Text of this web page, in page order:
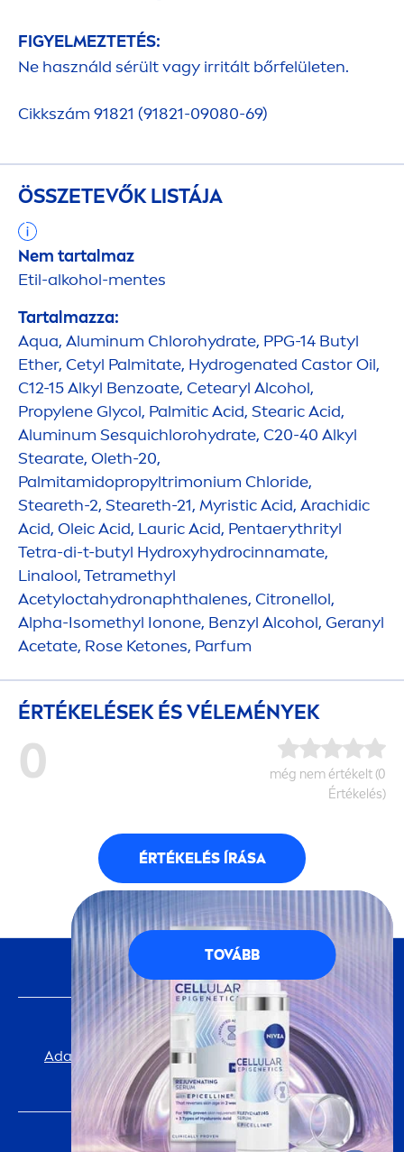
FIGYELMEZTETÉS:
Ne használd sérült vagy irritált bőrfelületen.
Cikkszám 91821 (91821-09080-69)
ÖSSZETEVŐK LISTÁJA
Nem tartalmaz
Etil-alkohol-mentes
Tartalmazza:
Aqua, Aluminum Chlorohydrate, PPG-14 Butyl
Ether, Cetyl Palmitate, Hydrogenated Castor Oil,
C12-15 Alkyl Benzoate, Cetearyl Alcohol,
Propylene Glycol, Palmitic Acid, Stearic Acid,
Aluminum Sesquichlorohydrate, C20-40 Alkyl
Stearate, Oleth-20,
Palmitamidopropyltrimonium Chloride,
Steareth-2, Steareth-21, Myristic Acid, Arachidic
Acid, Oleic Acid, Lauric Acid, Pentaerythrityl
Tetra-di-t-butyl Hydroxyhydrocinnamate,
Linalool, Tetramethyl
Acetyloctahydronaphthalenes, Citronellol,
Alpha-Isomethyl Ionone, Benzyl Alcohol, Geranyl
Acetate, Rose Ketones, Parfum
ÉRTÉKELÉSEK ÉS VÉLEMÉNYEK
0
még nem értékelt (0
Értékelés)
ÉRTÉKELÉS ÍRÁSA
FONTOS INFORMÁCIÓ
Adatvédelmi Tájékoztató
Cookie-beállítások
impresszum
NIVEAVILÁGA
KÖVESS MINKET
TOVÁBB